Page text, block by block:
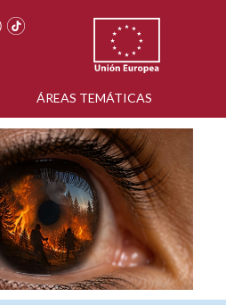
ÁREAS TEMÁTICAS